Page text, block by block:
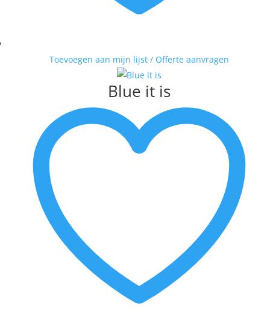
Toevoegen aan mijn lijst / Offerte aanvragen
Blue it is